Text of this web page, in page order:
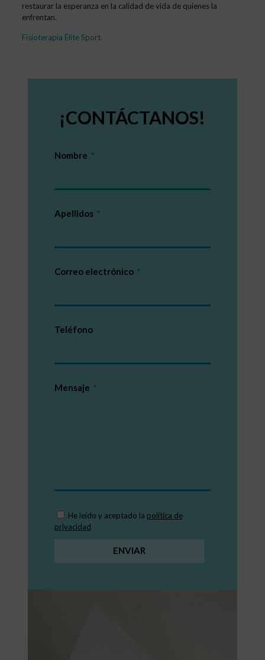
restaurar la esperanza en la calidad de vida de quienes la
enfrentan.
Fisioterapia Élite Sport.
¡CONTÁCTANOS!
Nombre
Apellidos
Correo electrónico
Teléfono
Mensaje
He leído y aceptado la política de
privacidad
ENVIAR